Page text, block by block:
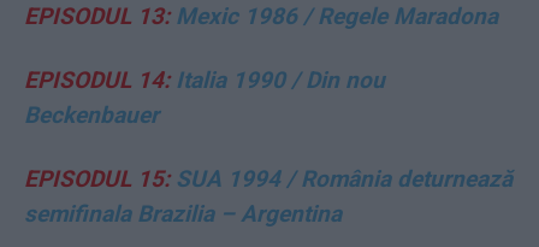
EPISODUL 13:Mexic 1986 / Regele Maradona
EPISODUL 14:Italia 1990 / Din nou
Beckenbauer
EPISODUL 15:SUA 1994 / România deturnează
semifinala Brazilia – Argentina